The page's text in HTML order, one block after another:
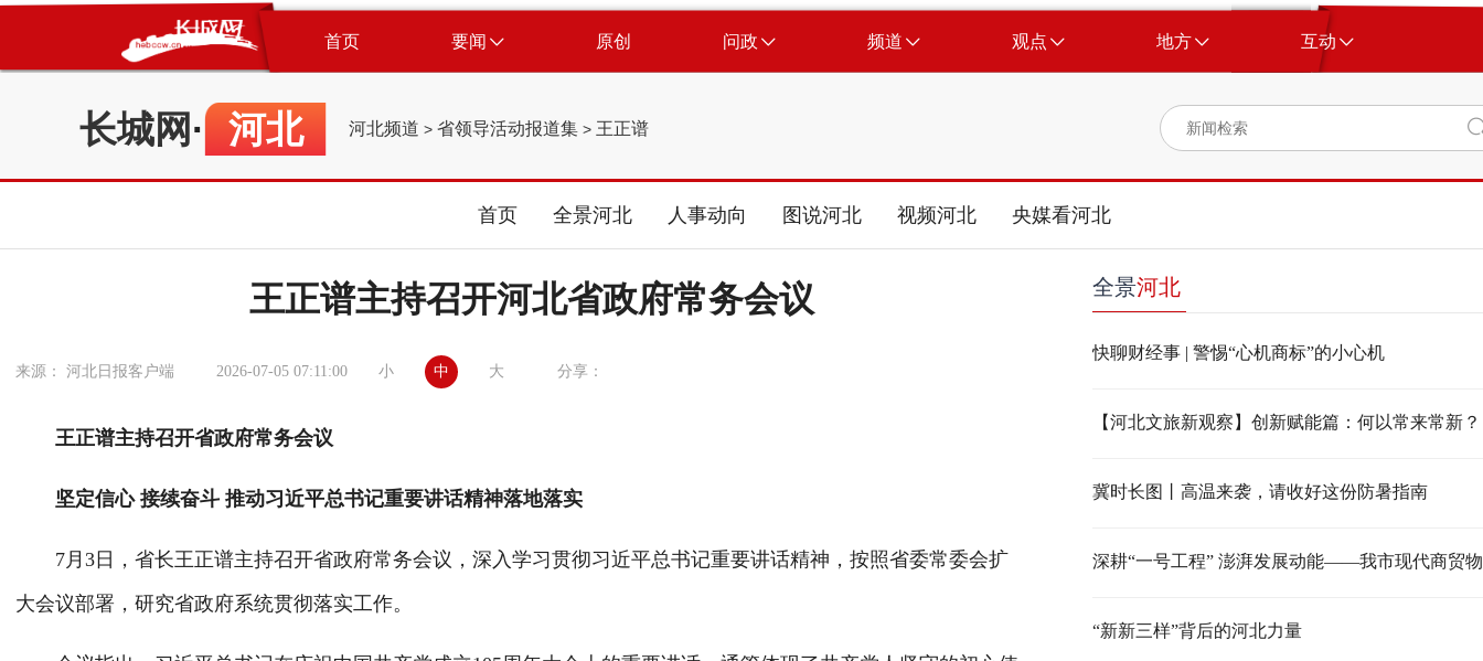
首页 要闻 原创 问政 频道 观点 地方 互动
长城网 · 河北 河北频道 > 省领导活动报道集 > 王正谱
首页 全景河北 人事动向 图说河北 视频河北 央媒看河北
王正谱主持召开河北省政府常务会议
来源： 河北日报客户端 2026-07-05 07:11:00 小 中 大 分享：
王正谱主持召开省政府常务会议
坚定信心 接续奋斗 推动习近平总书记重要讲话精神落地落实
7月3日，省长王正谱主持召开省政府常务会议，深入学习贯彻习近平总书记重要讲话精神，按照省委常委会扩
大会议部署，研究省政府系统贯彻落实工作。
全景河北
快聊财经事 | 警惕“心机商标”的小心机
【河北文旅新观察】创新赋能篇：何以常来常新？
冀时长图丨高温来袭，请收好这份防暑指南
“新新三样”背后的河北力量